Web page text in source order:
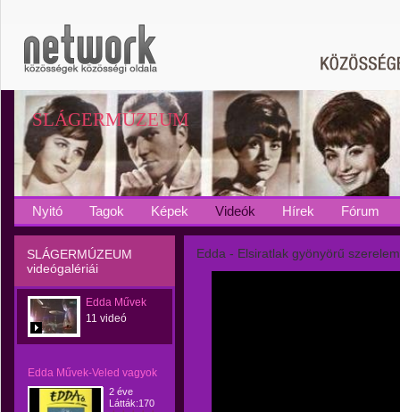
SLÁGERMÚZEUM
Nyitó Tagok Képek Videók Hírek Fórum
SLÁGERMÚZEUM
videógalériái
Edda Művek
11 videó
Edda Művek-Veled vagyok
2 éve
Látták:170
Edda - Elsiratlak gyönyörű